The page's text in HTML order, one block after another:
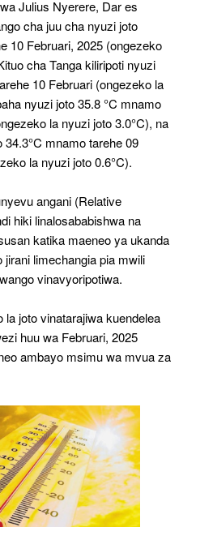
Julius Nyerere, Dar es
cha juu cha nyuzi joto
10 Februari, 2025 (ongezeko
cha Tanga kiliripoti nyuzi
10 Februari (ongezeko la
nyuzi joto 35.8 °C mnamo
la nyuzi joto 3.0°C), na
34.3°C mnamo tarehe 09
la nyuzi joto 0.6°C).
angani (Relative
hiki linalosababishwa na
katika maeneo ya ukanda
limechangia pia mwili
vinavyoripotiwa.
la joto vinatarajiwa kuendelea
huu wa Februari, 2025
ambayo msimu wa mvua za